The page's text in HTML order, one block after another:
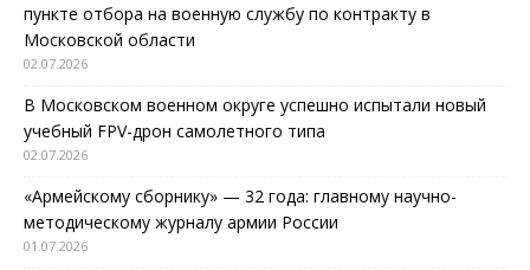
пункте отбора на военную службу по контракту в
Московской области
02.07.2026
В Московском военном округе успешно испытали новый
учебный FPV-дрон самолетного типа
02.07.2026
«Армейскому сборнику» — 32 года: главному научно-
методическому журналу армии России
01.07.2026